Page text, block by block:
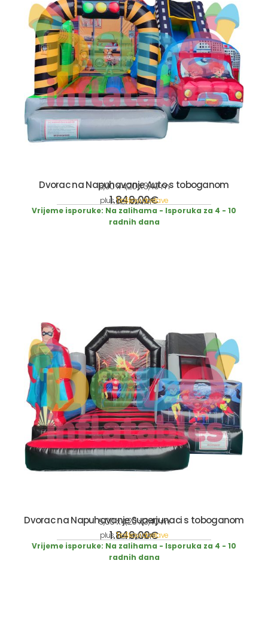
Dvorac na Napuhavanje Auto s toboganom
5,00 x 4,20 x 3,40 m
1.849,00€
incl. 19% VAT
plusTroškovi dostave
Vrijeme isporuke: Na zalihama - Isporuka za 4 - 10
radnih dana
Dvorac na Napuhavanje Superjunaci s toboganom
5,00 x 4,20 x 3,40 m
1.849,00€
incl. 19% VAT
plusTroškovi dostave
Vrijeme isporuke: Na zalihama - Isporuka za 4 - 10
radnih dana